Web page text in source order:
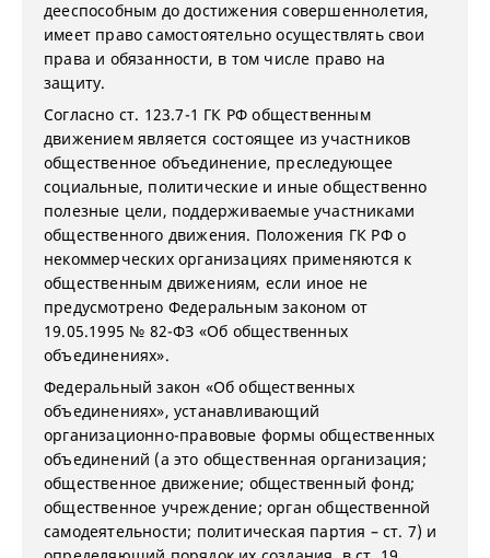
дееспособным до достижения совершеннолетия,
имеет право самостоятельно осуществлять свои
права и обязанности, в том числе право на
защиту.
Согласно ст. 123.7-1 ГК РФ общественным
движением является состоящее из участников
общественное объединение, преследующее
социальные, политические и иные общественно
полезные цели, поддерживаемые участниками
общественного движения. Положения ГК РФ о
некоммерческих организациях применяются к
общественным движениям, если иное не
предусмотрено Федеральным законом от
19.05.1995 № 82-ФЗ «Об общественных
объединениях».
Федеральный закон «Об общественных
объединениях», устанавливающий
организационно-правовые формы общественных
объединений (а это общественная организация;
общественное движение; общественный фонд;
общественное учреждение; орган общественной
самодеятельности; политическая партия – ст. 7) и